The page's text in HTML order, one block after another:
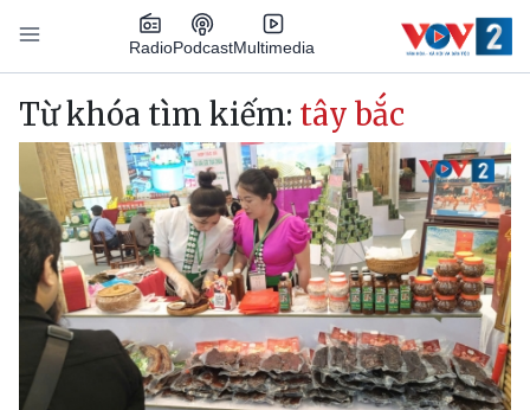
Nhảy đến nội dung
RadioPodcastMultimedia
Main navigation
Từ khóa tìm kiếm: tây bắc